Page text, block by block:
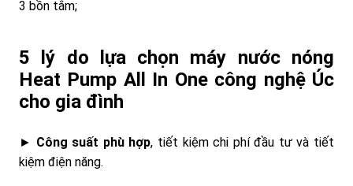
3 bồn tắm;
5 lý do lựa chọn máy nước nóng
Heat Pump All In One công nghệ Úc
cho gia đình
► Công suất phù hợp, tiết kiệm chi phí đầu tư và tiết
kiệm điện năng.